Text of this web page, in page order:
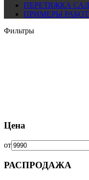
ПЕРЕТЯЖКА
ПРИМЕРЫ РАБОТ
Фильтры
Цена
от
РАСПРОДАЖА